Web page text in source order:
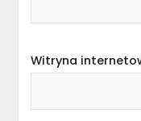
Witryna